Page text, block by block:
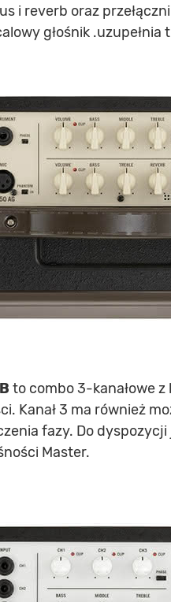
i reverb oraz
głośnik
to combo 3-kanałowe z
Kanał 3 ma również
fazy. Do
Master.